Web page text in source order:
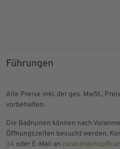
Führungen
Alle Preise inkl. der ges. MwSt.,
vorbehalten.
Die Badruinen können nach
Öffnungszeiten besucht werden.
34 oder E-Mail an